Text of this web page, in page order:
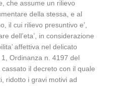
che assume un rilievo
della stessa, e al
il cui rilievo presuntivo e’,
dell’eta’, in considerazione
affettiva nel delicato
Ordinanza n. 4197 del
il decreto con il quale
ridotto i gravi motivi ad